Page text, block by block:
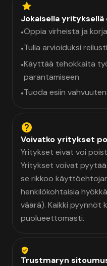
Jokaisella yrityksellä
•Oppia virheistä ja
•Tulla arvioiduksi reilusti
•Käyttää tehokkaita
parantamiseen
•Tuoda esiin
Voivatko yritykset
Yritykset eivät voi
Yritykset voivat
se rikkoo
henkilökohtaisia
väärä). Kaikki pyynnöt
puolueettomasti.
Trustmaryn